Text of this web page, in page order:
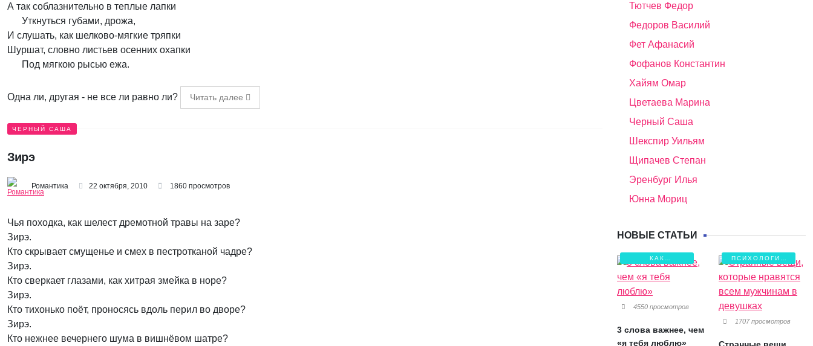
А так соблазнительно в теплые лапки
Уткнуться губами, дрожа,
И слушать, как шелково-мягкие тряпки
Шуршат, словно листьев осенних охапки
Под мягкою рысью ежа.
Одна ли, другая - не все ли равно ли? Читать далее
ЧЕРНЫЙ САША
Зирэ
Романтика 22 октября, 2010 1860 просмотров
Чья походка, как шелест дремотной травы на заре?
Зирэ.
Кто скрывает смущенье и смех в пестротканой чадре?
Зирэ.
Кто сверкает глазами, как хитрая змейка в норе?
Зирэ.
Кто тихонько поёт, проносясь вдоль перил во дворе?
Зирэ.
Кто нежнее вечернего шума в вишнёвом шатре?
Тютчев Федор
Федоров Василий
Фет Афанасий
Фофанов Константин
Хайям Омар
Цветаева Марина
Черный Саша
Шекспир Уильям
Щипачев Степан
Эренбург Илья
Юнна Мориц
НОВЫЕ СТАТЬИ
КАК
СОХРАНИТЬ
ЛЮБОВЬ?
4550 просмотров
3 слова важнее, чем
«я тебя люблю»
ПСИХОЛОГИЯ
ЛЮБВИ
1707 просмотров